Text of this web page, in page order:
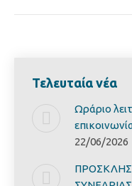
Τελευταία νέα
Ωράριο
22/06/2026